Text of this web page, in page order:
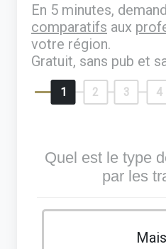
En 5 minutes,
comparatifs aux
votre région.
Gratuit, sans pub et
1 2 3 4
Quel est le type
par les